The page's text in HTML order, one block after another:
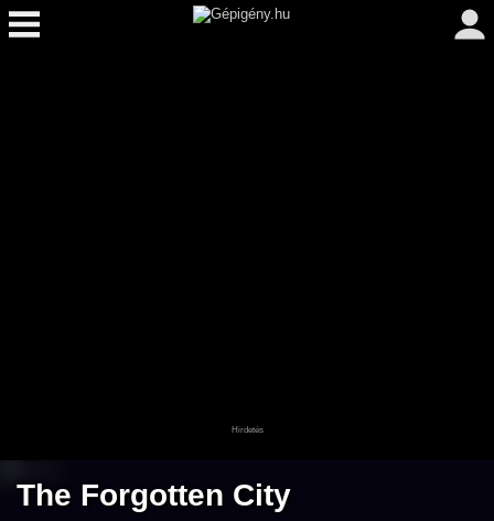
The Forgotten City